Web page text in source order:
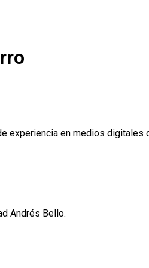
experiencia en medios
Andrés Bello.